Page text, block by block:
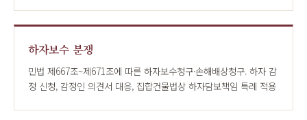
하자보수 분쟁
민법 제667조~제671조에 따른 하자보수청구·손해배상청구. 하자 감
정 신청, 감정인 의견서 대응, 집합건물법상 하자담보책임 특례 적용